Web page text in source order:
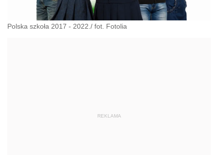
Polska szkoła 2017 - 2022./ fot. Fotolia